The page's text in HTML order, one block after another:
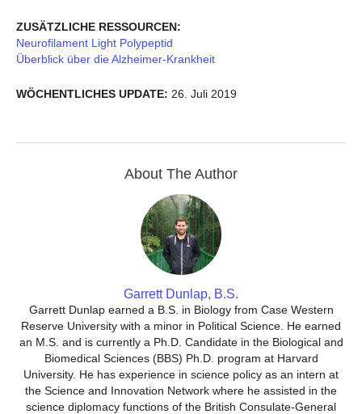
ZUSÄTZLICHE RESSOURCEN:
Neurofilament Light Polypeptid
Überblick über die Alzheimer-Krankheit
WÖCHENTLICHES UPDATE: 26. Juli 2019
About The Author
Garrett Dunlap, B.S.
Garrett Dunlap earned a B.S. in Biology from Case Western
Reserve University with a minor in Political Science. He earned
an M.S. and is currently a Ph.D. Candidate in the Biological and
Biomedical Sciences (BBS) Ph.D. program at Harvard
University. He has experience in science policy as an intern at
the Science and Innovation Network where he assisted in the
science diplomacy functions of the British Consulate-General